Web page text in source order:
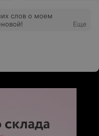
слов о моем
Еще